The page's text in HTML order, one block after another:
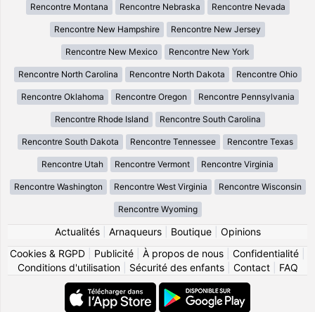
Rencontre Montana Rencontre Nebraska Rencontre Nevada
Rencontre New Hampshire Rencontre New Jersey
Rencontre New Mexico Rencontre New York
Rencontre North Carolina Rencontre North Dakota Rencontre Ohio
Rencontre Oklahoma Rencontre Oregon Rencontre Pennsylvania
Rencontre Rhode Island Rencontre South Carolina
Rencontre South Dakota Rencontre Tennessee Rencontre Texas
Rencontre Utah Rencontre Vermont Rencontre Virginia
Rencontre Washington Rencontre West Virginia Rencontre Wisconsin
Rencontre Wyoming
Actualités| Arnaqueurs| Boutique| Opinions
Cookies & RGPD
Publicité À propos de nous Confidentialité
Conditions d'utilisation| Sécurité des enfants| Contact| FAQ